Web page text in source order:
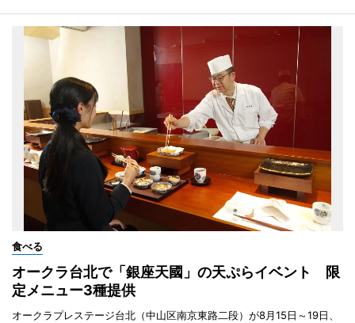
食べる
オークラ台北で「銀座天國」の天ぷらイベント 限
定メニュー3種提供
オークラプレステージ台北（中山区南京東路二段）が8月15日～19日、